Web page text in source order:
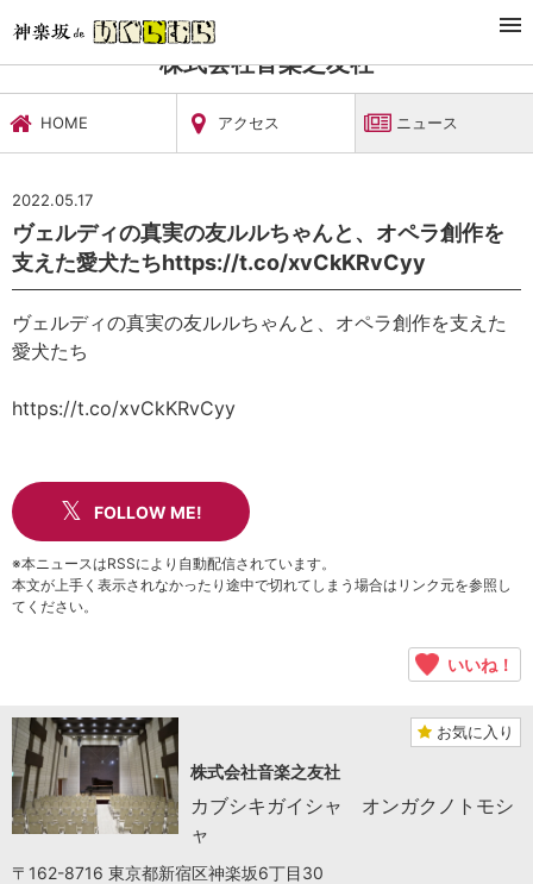
文化施設・ギャラリー
株式会社音楽之友社
HOME アクセス ニュース
2022.05.17
ヴェルディの真実の友ルルちゃんと、オペラ創作を
支えた愛犬たちhttps://t.co/xvCkKRvCyy
ヴェルディの真実の友ルルちゃんと、オペラ創作を支えた
愛犬たち
https://t.co/xvCkKRvCyy
FOLLOW ME!
※本ニュースはRSSにより自動配信されています。
本文が上手く表示されなかったり途中で切れてしまう場合はリンク元を参照し
てください。
いいね！
お気に入り
株式会社音楽之友社
カブシキガイシャ オンガクノトモシ
ャ
〒162-8716 東京都新宿区神楽坂6丁目30